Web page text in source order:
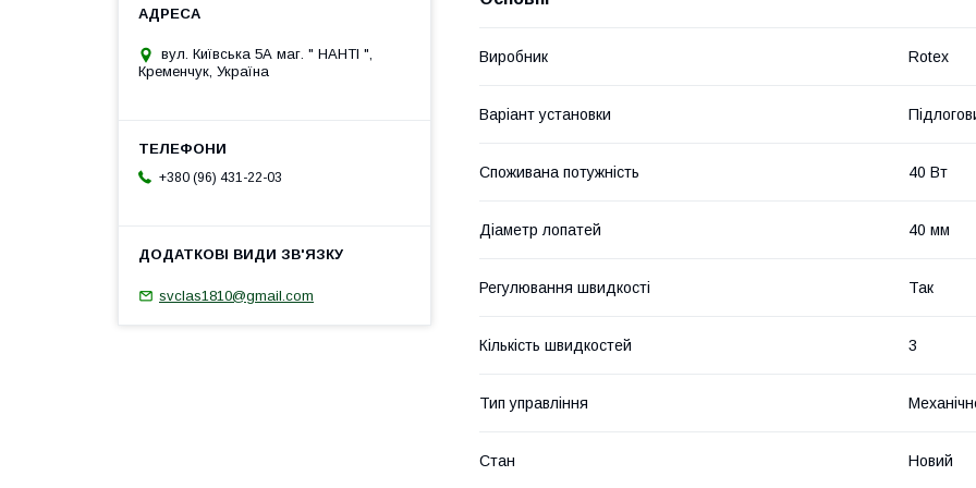
Виробник Rotex
Варіант установки
Споживана потужність 40 Вт
Діаметр лопатей 40 мм
Регулювання швидкості Так
Кількість швидкостей 3
Тип управління
Стан Новий
вул. Київська 5А маг. " НАНТІ ",
Кременчук, Україна
+380 (96) 431-22-03
svclas1810@gmail.com